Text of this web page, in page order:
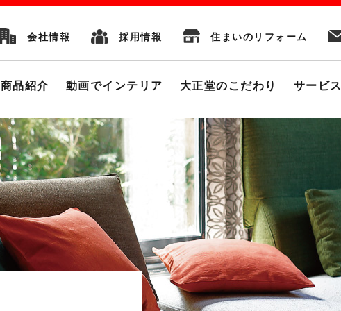
会社情報 採用情報 住まいのリフォーム
商品紹介 動画でインテリア 大正堂のこだわり サービス